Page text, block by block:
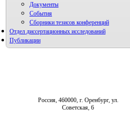
Документы
События
Сборники тезисов конференций
Отдел диссертационных исследований
Публикации
Россия, 460000, г. Оренбург, ул.
Советская, 6